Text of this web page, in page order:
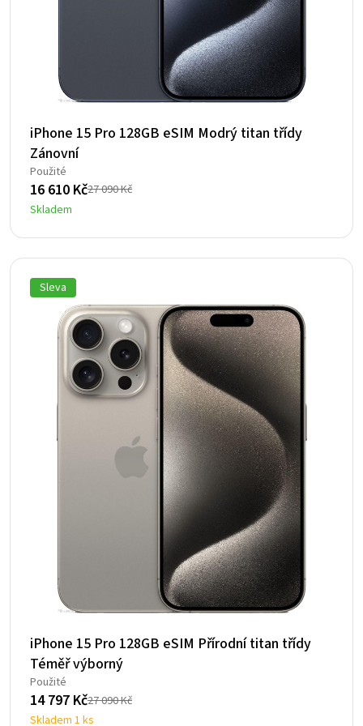
iPhone 15 Pro 128GB eSIM Modrý titan třídy
Zánovní
Použité
27 090Kč
Původní
cena
byla:
27
090 Kč.
16 610 Kč
Aktuální
cena
je:
16
610 Kč.
Skladem
Sleva
iPhone 15 Pro 128GB eSIM Přírodní titan třídy
Téměř výborný
Použité
27 090Kč
Původní
14 797 Kč
Aktuální
Skladem 1 ks